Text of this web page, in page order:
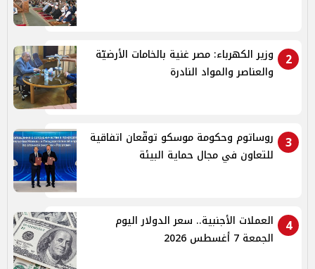
2
وزير الكهرباء: مصر غنية بالخامات الأرضيّة
والعناصر والمواد النادرة
3
روساتوم وحكومة موسكو توقّعان اتفاقية
للتعاون في مجال حماية البيئة
4
العملات الأجنبية.. سعر الدولار اليوم
الجمعة 7 أغسطس 2026